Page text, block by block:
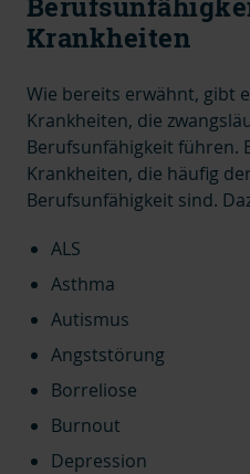
Krankheiten
Wie bereits erwähnt, gibt
Krankheiten, die
Berufsunfähigkeit führen.
Krankheiten, die häufig
Berufsunfähigkeit sind.
ALS
Asthma
Autismus
Angststörung
Borreliose
Burnout
Depression